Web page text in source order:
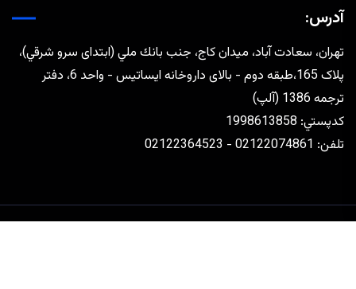
آدرس:
تهران، سعادت آباد، ميدان كاج، جنب بانك ملي (ابتدای سرو شرقي)،
پلاک 165،طبقه دوم - بالای داروخانه ایساتیس - واحد 6، دفتر
ترجمه 1386 (آلپ)
كدپستي: 1998613858
تلفن: 02122074861 - 02122364523